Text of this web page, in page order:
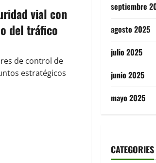
vial con
del tráfico
de control de
estratégicos
septiembre
agosto 2025
julio 2025
junio 2025
mayo 2025
CATEGORIES